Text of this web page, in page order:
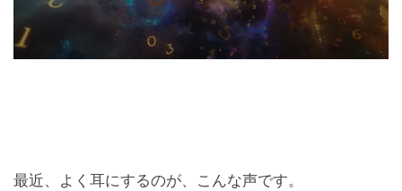
最近、よく耳にするのが、こんな声です。